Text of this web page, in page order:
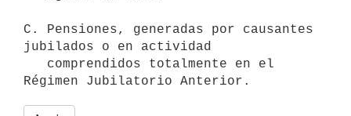
C. Pensiones, generadas por causantes
jubilados o en actividad